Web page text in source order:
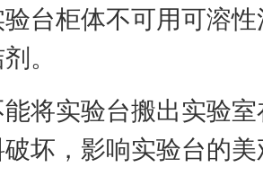
柜体不可用可溶性
。
实验台搬出实验室
坏，影响实验台的